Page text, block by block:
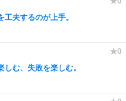
夫するのが上手。
む、失敗を楽しむ。